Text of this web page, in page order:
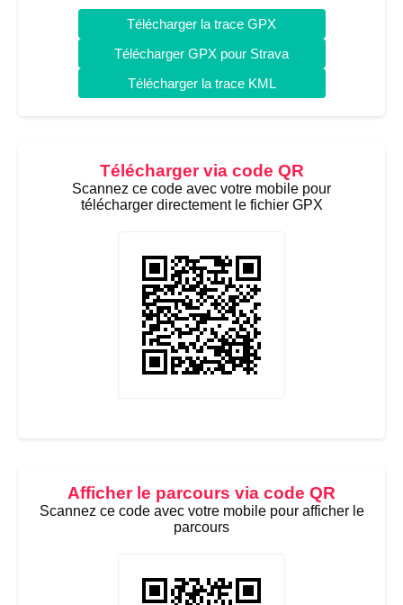
Télécharger la trace GPX
Télécharger GPX pour Strava
Télécharger la trace KML
Télécharger via code QR
Scannez ce code avec votre mobile pour
télécharger directement le fichier GPX
Afficher le parcours via code QR
Scannez ce code avec votre mobile pour afficher le
parcours